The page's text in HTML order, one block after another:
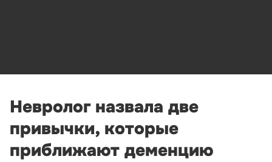
Невролог назвала две
привычки, которые
приближают деменцию